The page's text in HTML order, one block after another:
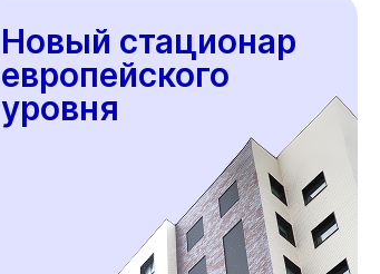
Новый стационар
европейского
уровня